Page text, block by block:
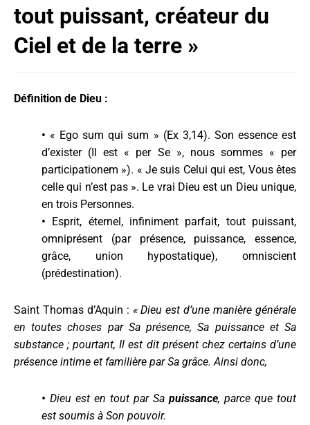
tout puissant, créateur du
Ciel et de la terre »
Définition de Dieu :
• « Ego sum qui sum » (Ex 3,14). Son essence est
d’exister (Il est « per Se », nous sommes « per
participationem »). « Je suis Celui qui est, Vous êtes
celle qui n’est pas ». Le vrai Dieu est un Dieu unique,
en trois Personnes.
• Esprit, éternel, infiniment parfait, tout puissant,
omniprésent (par présence, puissance, essence,
grâce, union hypostatique), omniscient
(prédestination).
Saint Thomas d’Aquin : « Dieu est d’une manière générale
en toutes choses par Sa présence, Sa puissance et Sa
substance ; pourtant, Il est dit présent chez certains d’une
présence intime et familière par Sa grâce. Ainsi donc,
• Dieu est en tout par Sa puissance, parce que tout
est soumis à Son pouvoir.